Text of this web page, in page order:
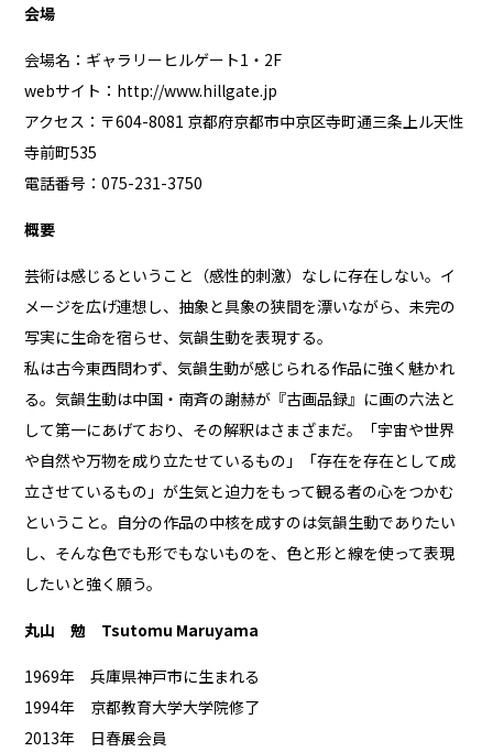
会場
会場名：ギャラリーヒルゲート1・2F
webサイト： http://www.hillgate.jp
アクセス：〒604-8081 京都府京都市中京区寺町通三条上ル天性
寺前町535
電話番号：075-231-3750
概要
芸術は感じるということ（感性的刺激）なしに存在しない。イ
メージを広げ連想し、抽象と具象の狭間を漂いながら、未完の
写実に生命を宿らせ、気韻生動を表現する。
私は古今東西問わず、気韻生動が感じられる作品に強く魅かれ
る。気韻生動は中国・南斉の謝赫が『古画品録』に画の六法と
して第一にあげており、その解釈はさまざまだ。「宇宙や世界
や自然や万物を成り立たせているもの」「存在を存在として成
立させているもの」が生気と迫力をもって観る者の心をつかむ
ということ。自分の作品の中核を成すのは気韻生動でありたい
し、そんな色でも形でもないものを、色と形と線を使って表現
したいと強く願う。
丸山 勉 Tsutomu Maruyama
1969年 兵庫県神戸市に生まれる
1994年 京都教育大学大学院修了
2013年 日春展会員